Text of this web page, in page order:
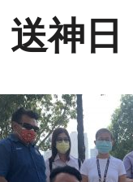
送神日